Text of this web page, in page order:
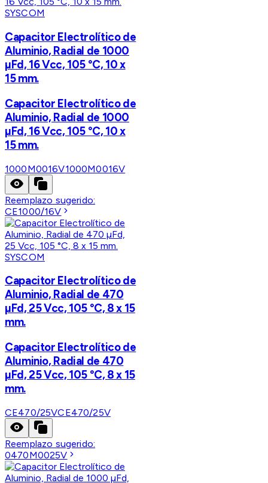
SYSCOM
Capacitor Electrolítico de
Aluminio, Radial de 1000
µFd, 16 Vcc, 105 °C, 10 x
15 mm.
Capacitor Electrolítico de
Aluminio, Radial de 1000
µFd, 16 Vcc, 105 °C, 10 x
15 mm.
1000M0016V1000M0016V
Reemplazo sugerido:
CE1000/16V
SYSCOM
Capacitor Electrolítico de
Aluminio, Radial de 470
µFd, 25 Vcc, 105 °C, 8 x 15
mm.
Capacitor Electrolítico de
Aluminio, Radial de 470
µFd, 25 Vcc, 105 °C, 8 x 15
mm.
CE470/25VCE470/25V
Reemplazo sugerido:
0470M0025V